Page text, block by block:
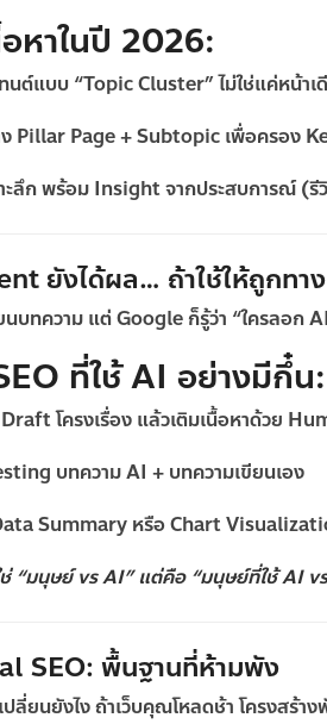
หาในปี 2026:
นต์แบบ “Topic Cluster” ไม่ใช่แค่หน้าเ
Pillar Page + Subtopic เพื่อครอง
ะลึก พร้อม Insight จากประสบการณ์ (รี
ยังได้ผล… ถ้าใช้ให้ถูกทาง
นบทความ แต่ Google ก็รู้ว่า “ใครลอก
ที่ใช้ AI อย่างมีกึ๋น:
โครงเรื่อง แล้วเติมเนื้อหาด้วย
บทความ AI + บทความเขียนเอง
Summary หรือ Chart
“มนุษย์ vs AI” แต่คือ “มนุษย์ที่ใช้ AI
SEO: พื้นฐานที่ห้ามพัง
ปลี่ยนยังไง ถ้าเว็บคุณโหลดช้า โครงสร้